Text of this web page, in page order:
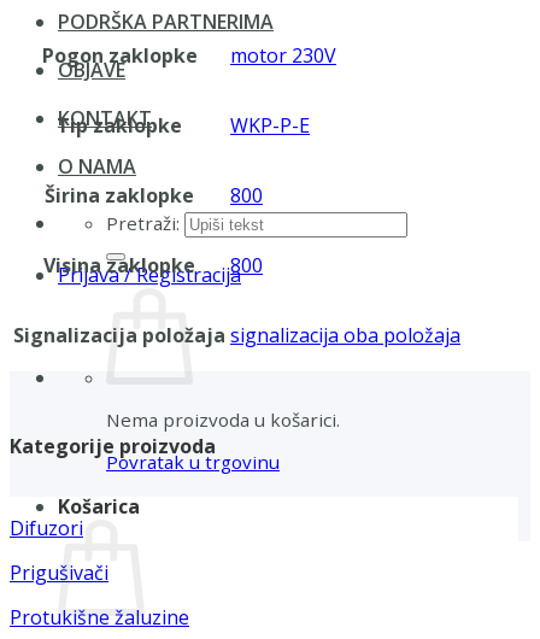
PODRŠKA PARTNERIMA
OBJAVE
KONTAKT
O NAMA
Pretraži:
Prijava / Registracija
Nema proizvoda u košarici.
Povratak u trgovinu
Košarica
Pogon zaklopke motor 230V
Tip zaklopke WKP-P-E
Širina zaklopke 800
Visina zaklopke 800
Signalizacija položaja signalizacija oba položaja
Kategorije proizvoda
Difuzori
Prigušivači
Protukišne žaluzine